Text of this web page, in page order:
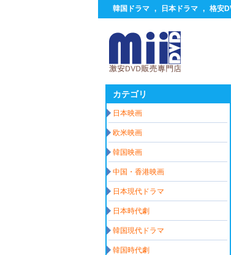
韓国ドラマ , 日本ドラマ , 格安
カテゴリ
日本映画
欧米映画
韓国映画
中国・香港映画
日本現代ドラマ
日本時代劇
韓国現代ドラマ
韓国時代劇